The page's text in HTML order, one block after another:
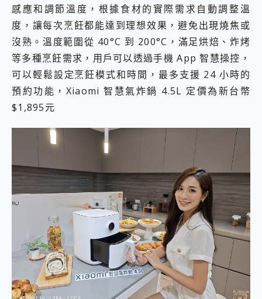
感應和調節溫度，根據食材的實際需求自動調整溫
度，讓每次烹飪都能達到理想效果，避免出現燒焦或
沒熟。溫度範圍從 40°C 到 200°C，滿足烘焙、炸烤
等多種烹飪需求，用戶可以透過手機 App 智慧操控，
可以輕鬆設定烹飪模式和時間，最多支援 24 小時的
預約功能，Xiaomi 智慧氣炸鍋 4.5L 定價為新台幣
$1,895元